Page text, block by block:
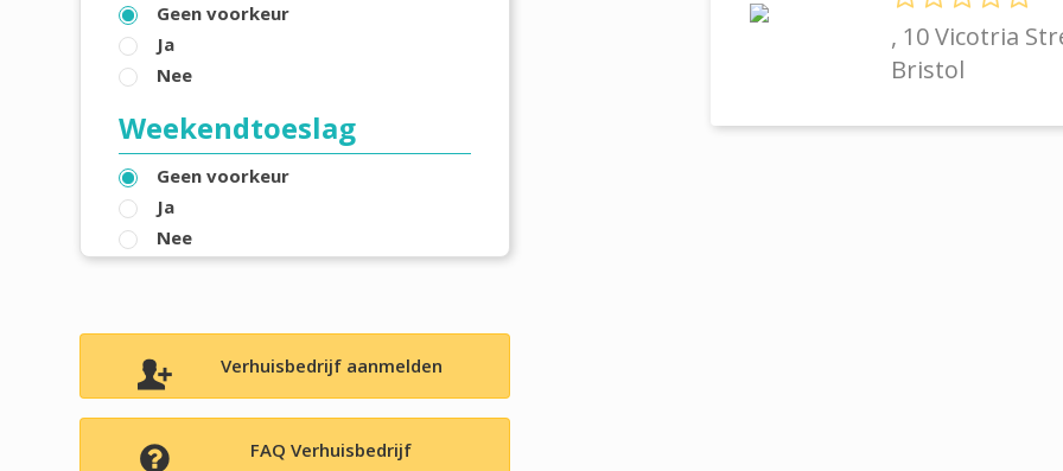
Geen voorkeur
Ja
Nee
Weekendtoeslag
Geen voorkeur
Ja
Nee
Verhuisbedrijf aanmelden
FAQ Verhuisbedrijf
, 10 Vicotria
Bristol